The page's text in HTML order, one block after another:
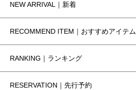
NEW ARRIVAL｜新着
RECOMMEND ITEM｜おすすめアイテム
RANKING｜ランキング
RESERVATION｜先行予約